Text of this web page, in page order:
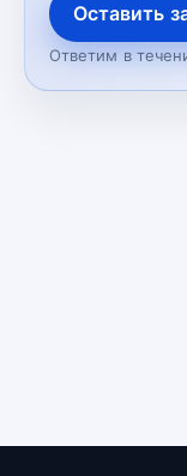
Оставить
Ответим в